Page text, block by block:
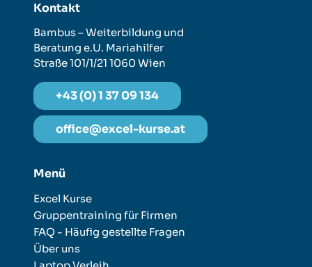
Kontakt
Bambus – Weiterbildung und
Beratung e.U. Mariahilfer
Straße 101/1/21 1060 Wien
+43 (0) 1 37 09 134
office@excel-kurse.at
Menü
Excel Kurse
Gruppentraining für Firmen
FAQ - Häufig gestellte Fragen
Über uns